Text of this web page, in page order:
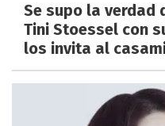
Se supo la verdad
Tini Stoessel con
los invita al